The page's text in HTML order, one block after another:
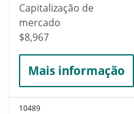
Capitalização de
mercado
$8,967
Mais informação
10489